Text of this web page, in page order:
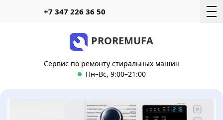
PROREMUFA
Сервис по ремонту стиральных машин
Пн–Вс, 9:00–21:00
+7 347 226 36 50